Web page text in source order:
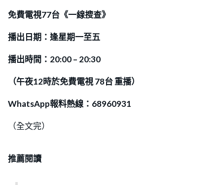
免費電視77台《一線搜查》
播出日期：逢星期一至五
播出時間：20:00 – 20:30
（午夜12時於免費電視 78台 重播）
WhatsApp報料熱線：68960931
（全文完）
推薦閱讀